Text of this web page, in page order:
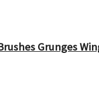
Grunges